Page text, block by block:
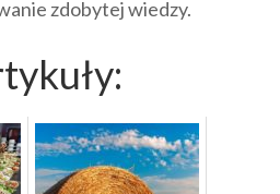
zdobytej wiedzy.